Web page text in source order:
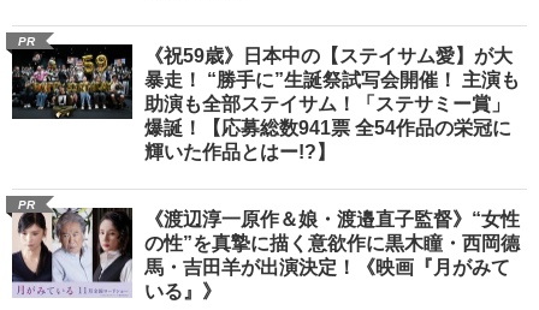
PR
《祝59歳》日本中の【ステイサム愛】が大
暴走！ “勝手に”生誕祭試写会開催！ 主演も
助演も全部ステイサム！「ステサミー賞」
爆誕！【応募総数941票 全54作品の栄冠に
輝いた作品とはー!?】
PR
《渡辺淳一原作＆娘・渡邉直子監督》“女性
の性”を真摯に描く意欲作に黒木瞳・西岡德
馬・吉田羊が出演決定！《映画『月がみて
いる』》